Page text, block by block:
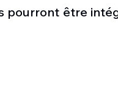
pourront être